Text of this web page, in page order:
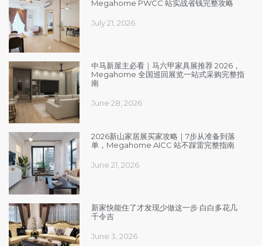
Megahome PWCC 站实战省钱完整攻略
July 21, 2026
中马新屋主必看｜马六甲家具展推荐 2026，
Megahome 全国巡回展览一站式采购完整指
南
June 28, 2026
2026新山家居展买家攻略｜7步从准备到落
单，Megahome AICC 站不踩雷完整指南
June 21, 2026
新家快能住了才发现少做这一步 白白多花几
千令吉
June 3, 2026